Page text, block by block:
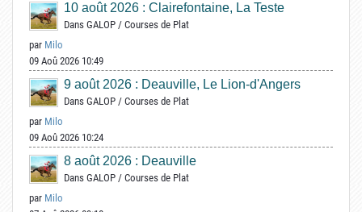
10 août 2026 : Clairefontaine, La Teste
Dans GALOP / Courses de Plat
par Milo
09 Aoû 2026 10:49
9 août 2026 : Deauville, Le Lion-d'Angers
Dans GALOP / Courses de Plat
par Milo
09 Aoû 2026 10:24
8 août 2026 : Deauville
Dans GALOP / Courses de Plat
par Milo